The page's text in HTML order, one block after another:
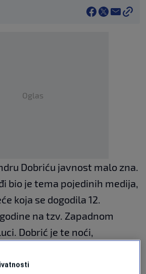
Oglas
Dobriću javnost malo zna.
bio je tema pojedinih medija,
koja se dogodila 12.
na tzv. Zapadnom
Dobrić je te noći,
"Igokea", kojim takođe